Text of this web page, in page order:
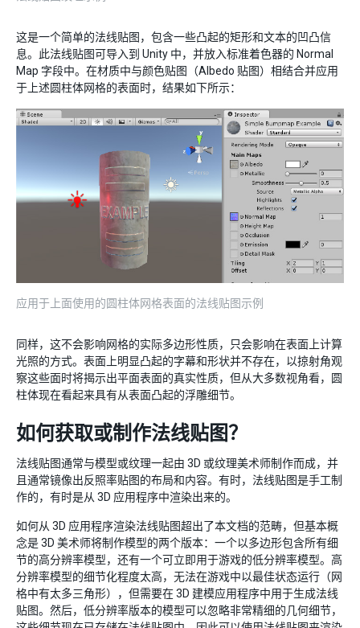
这是一个简单的法线贴图，包含一些凸起的矩形和文本的凹凸信
息。此法线贴图可导入到 Unity 中，并放入标准着色器的 Normal
Map 字段中。在材质中与颜色贴图（Albedo 贴图）相结合并应用
于上述圆柱体网格的表面时，结果如下所示：
应用于上面使用的圆柱体网格表面的法线贴图示例
同样，这不会影响网格的实际多边形性质，只会影响在表面上计算
光照的方式。表面上明显凸起的字幕和形状并不存在，以掠射角观
察这些面时将揭示出平面表面的真实性质，但从大多数视角看，圆
柱体现在看起来具有从表面凸起的浮雕细节。
如何获取或制作法线贴图？
法线贴图通常与模型或纹理一起由 3D 或纹理美术师制作而成，并
且通常镜像出反照率贴图的布局和内容。有时，法线贴图是手工制
作的，有时是从 3D 应用程序中渲染出来的。
如何从 3D 应用程序渲染法线贴图超出了本文档的范畴，但基本概
念是 3D 美术师将制作模型的两个版本：一个以多边形包含所有细
节的高分辨率模型，还有一个可立即用于游戏的低分辨率模型。高
分辨率模型的细节化程度太高，无法在游戏中以最佳状态运行（网
格中有太多三角形），但需要在 3D 建模应用程序中用于生成法线
贴图。然后，低分辨率版本的模型可以忽略非常精细的几何细节，